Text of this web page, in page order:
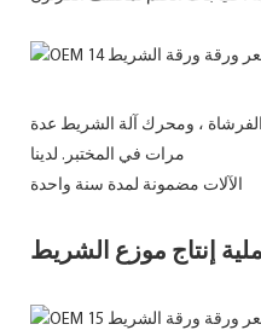
، ومحرك آلة الشريط عدة
إنتاج موزع الشريط